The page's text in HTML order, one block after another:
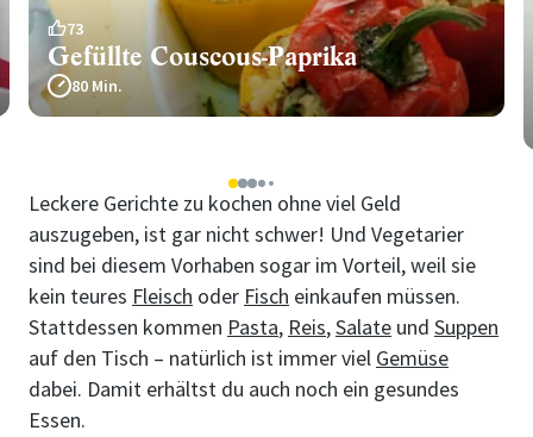
73
Gefüllte Couscous-Paprika
80 Min.
1234 5
Leckere Gerichte zu kochen ohne viel Geld
auszugeben, ist gar nicht schwer! Und Vegetarier
sind bei diesem Vorhaben sogar im Vorteil, weil sie
kein teures Fleisch oder Fisch einkaufen müssen.
Stattdessen kommen Pasta, Reis,Salate und Suppen
auf den Tisch – natürlich ist immer viel Gemüse
dabei. Damit erhältst du auch noch ein gesundes
Essen.